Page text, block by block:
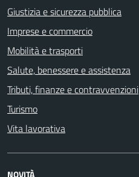
Giustizia e sicurezza pubblica
Imprese e commercio
Mobilità e trasporti
Salute, benessere e assistenza
Tributi, finanze e contravvenzioni
Turismo
Vita lavorativa
NOVITÀ